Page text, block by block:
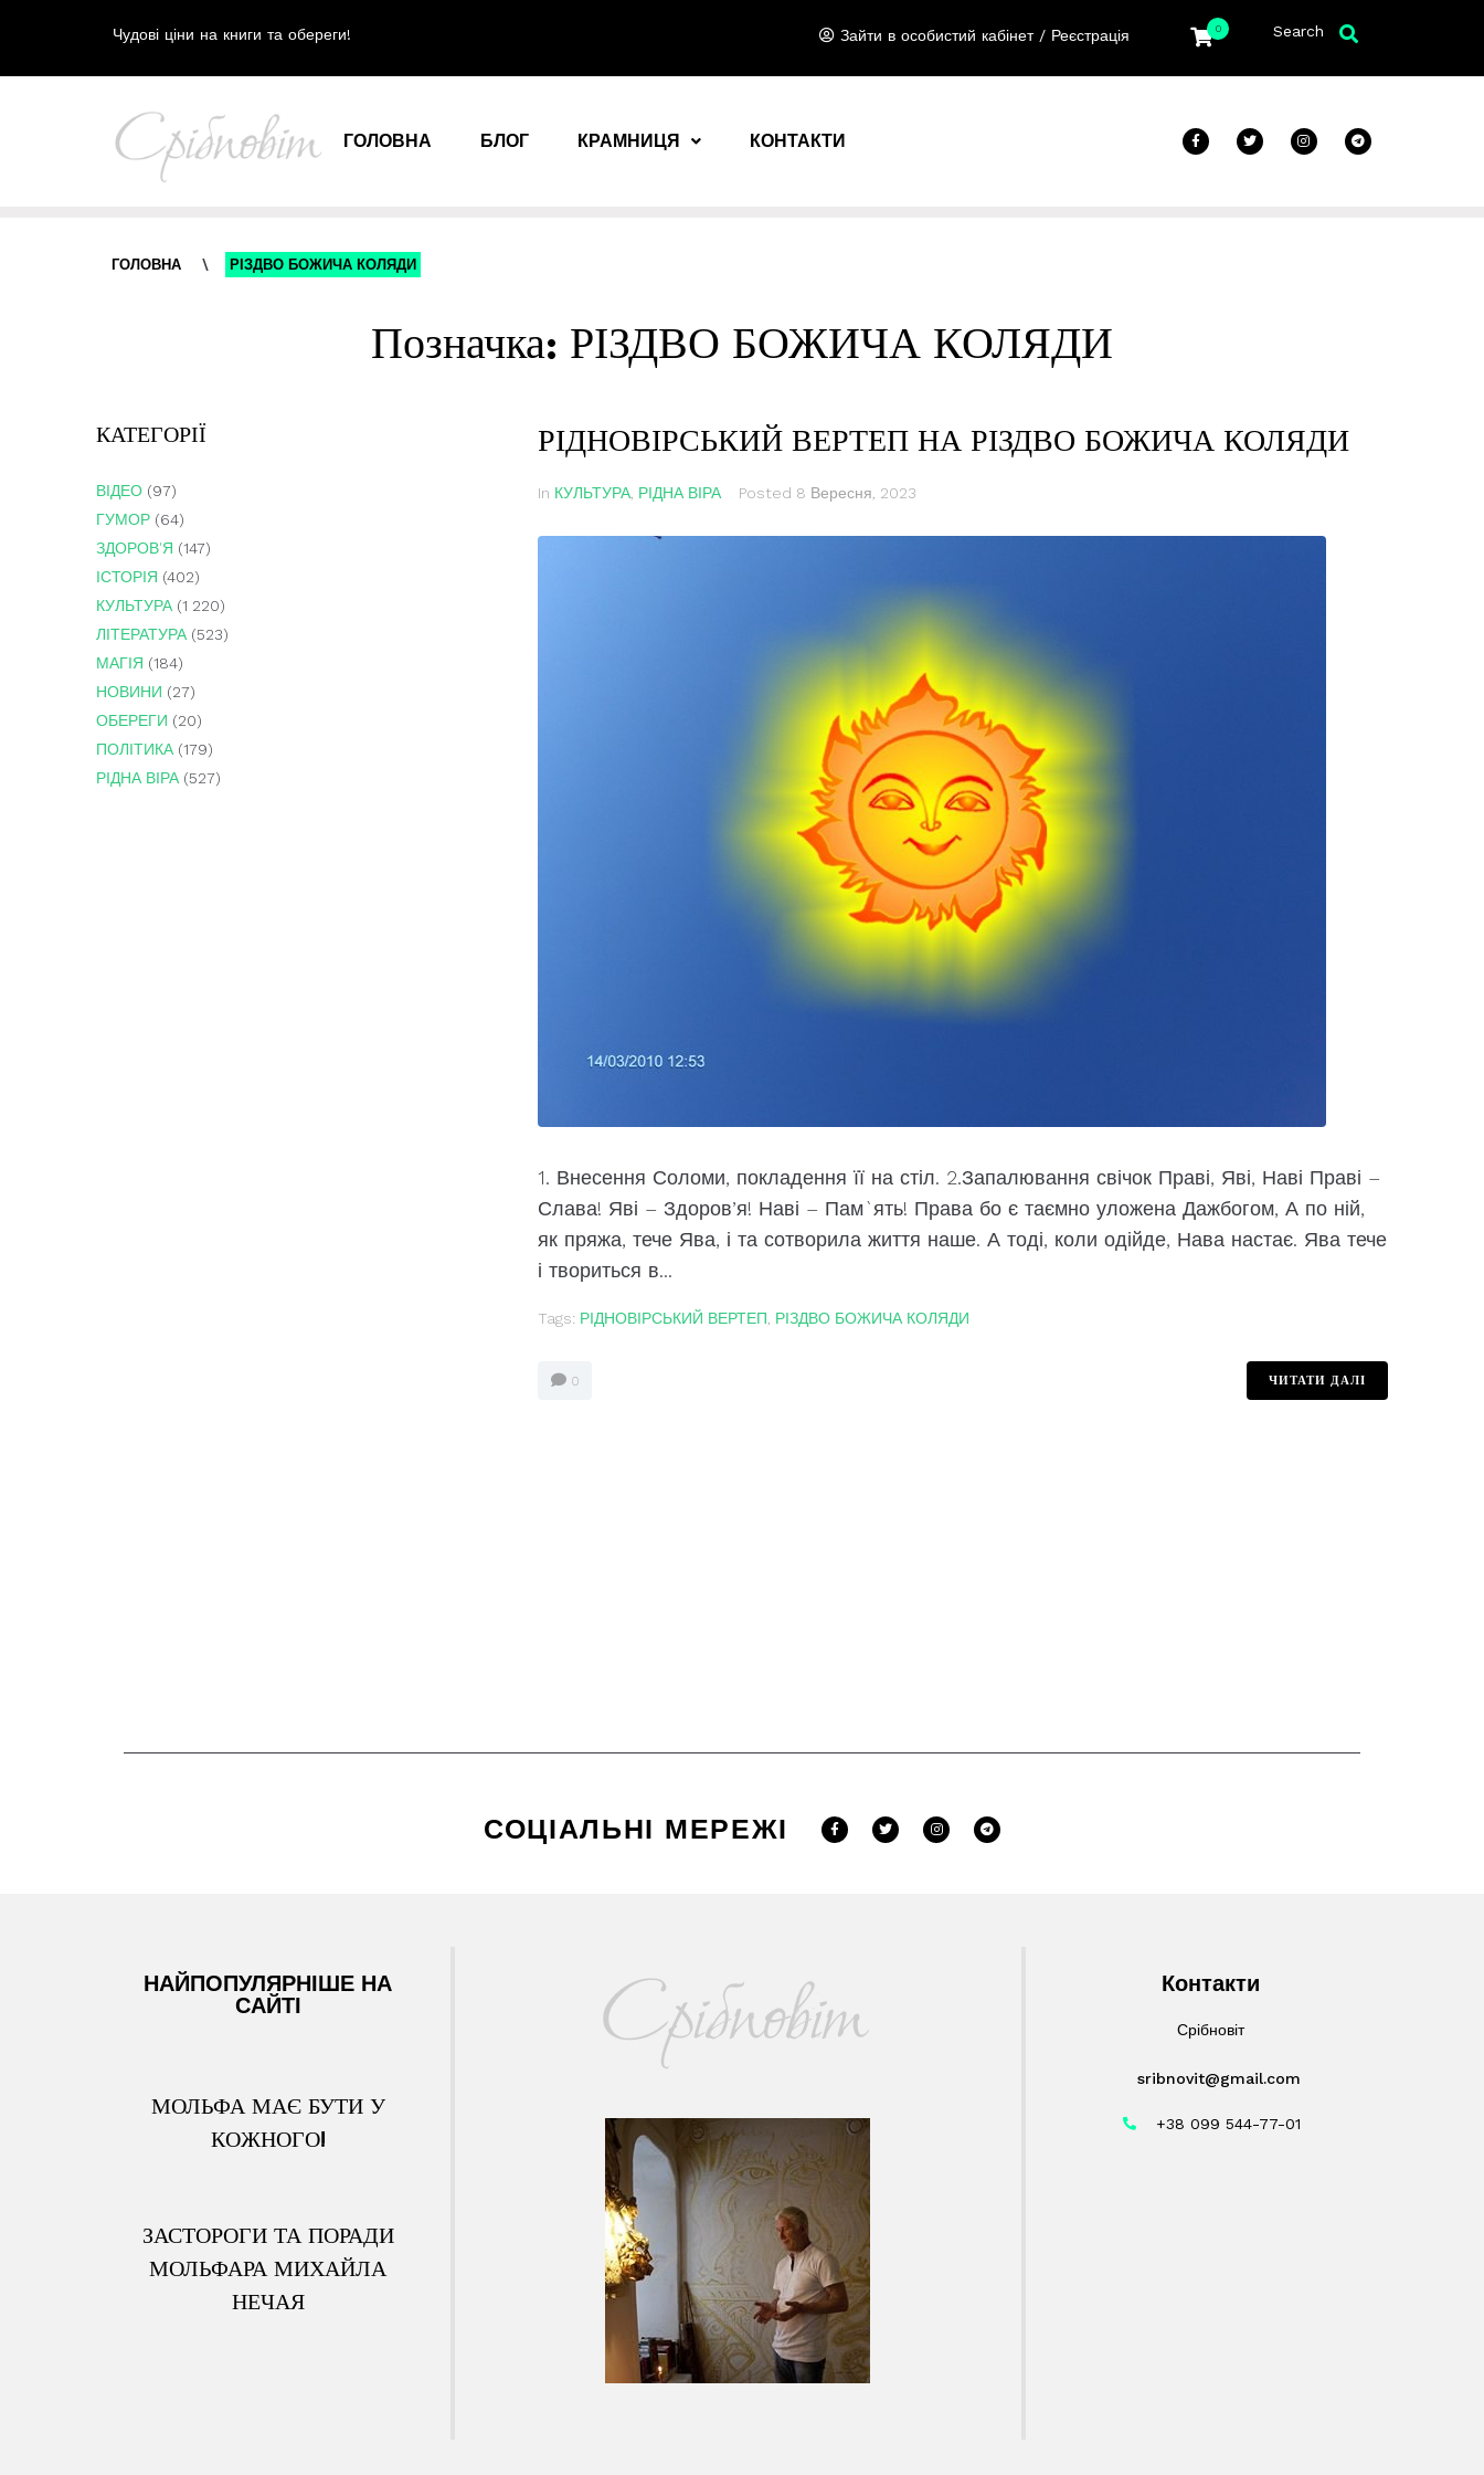
Чудові ціни на книги та обереги! Зайти в особистий кабінет / Реєстрація 0 Search
ГОЛОВНА БЛОГ КРАМНИЦЯ КОНТАКТИ
ГОЛОВНА \ РІЗДВО БОЖИЧА КОЛЯДИ
Позначка: РІЗДВО БОЖИЧА КОЛЯДИ
РІДНОВІРСЬКИЙ ВЕРТЕП НА РІЗДВО БОЖИЧА КОЛЯДИ
In КУЛЬТУРА, РІДНА ВІРА Posted 8 Вересня, 2023
1. Внесення Соломи, покладення її на стіл. 2.Запалювання свічок Праві, Яві, Наві Праві –
Слава! Яві – Здоров’я! Наві – Пам`ять! Права бо є таємно уложена Дажбогом, А по ній,
як пряжа, тече Ява, і та сотворила життя наше. А тоді, коли одійде, Нава настає. Ява тече
і твориться в...
Tags: РІДНОВІРСЬКИЙ ВЕРТЕП РІЗДВО БОЖИЧА КОЛЯДИ
0 ЧИТАТИ ДАЛІ
КАТЕГОРІЇ
ВІДЕО (97)
ГУМОР (64)
ЗДОРОВ'Я (147)
ІСТОРІЯ (402)
КУЛЬТУРА (1 220)
ЛІТЕРАТУРА (523)
МАГІЯ (184)
НОВИНИ (27)
ОБЕРЕГИ (20)
ПОЛІТИКА (179)
РІДНА ВІРА (527)
СОЦІАЛЬНІ МЕРЕЖІ
НАЙПОПУЛЯРНІШЕ НА
САЙТІ
МОЛЬФА МАЄ БУТИ У
КОЖНОГО!
ЗАСТОРОГИ ТА ПОРАДИ
МОЛЬФАРА МИХАЙЛА
НЕЧАЯ
Контакти
Срібновіт
sribnovit@gmail.com
+38 099 544-77-01